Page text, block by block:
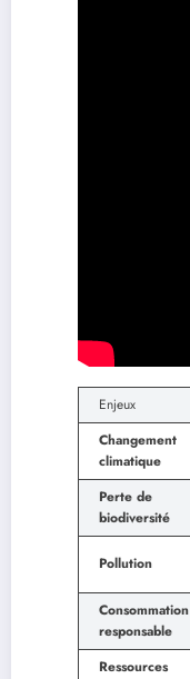
Enjeux
Changement
climatique
Perte de
biodiversité
Pollution
Consommation
responsable
Ressources